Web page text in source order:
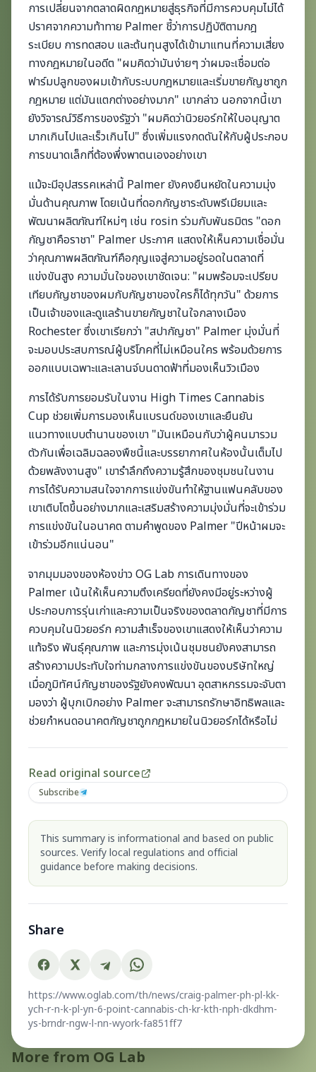
การเปลี่ยนจากตลาดผิดกฎหมายสู่ธุรกิจที่มีการควบคุมไม่ได้
ปราศจากความท้าทาย Palmer ชี้ว่าการปฏิบัติตามกฎ
ระเบียบ การทดสอบ และต้นทุนสูงได้เข้ามาแทนที่ความเสี่ยง
ทางกฎหมายในอดีต "ผมคิดว่ามันง่ายๆ ว่าผมจะเชื่อมต่อ
ฟาร์มปลูกของผมเข้ากับระบบกฎหมายและเริ่มขายกัญชาถูก
กฎหมาย แต่มันแตกต่างอย่างมาก" เขากล่าว นอกจากนี้เขา
ยังวิจารณ์วิธีการของรัฐว่า "ผมคิดว่านิวยอร์กให้ใบอนุญาต
มากเกินไปและเร็วเกินไป" ซึ่งเพิ่มแรงกดดันให้กับผู้ประกอบ
การขนาดเล็กที่ต้องพึ่งพาตนเองอย่างเขา
แม้จะมีอุปสรรคเหล่านี้ Palmer ยังคงยืนหยัดในความมุ่ง
มั่นด้านคุณภาพ โดยเน้นที่ดอกกัญชาระดับพรีเมียมและ
พัฒนาผลิตภัณฑ์ใหม่ๆ เช่น rosin ร่วมกับพันธมิตร "ดอก
กัญชาคือราชา" Palmer ประกาศ แสดงให้เห็นความเชื่อมั่น
ว่าคุณภาพผลิตภัณฑ์คือกุญแจสู่ความอยู่รอดในตลาดที่
แข่งขันสูง ความมั่นใจของเขาชัดเจน: "ผมพร้อมจะเปรียบ
เทียบกัญชาของผมกับกัญชาของใครก็ได้ทุกวัน" ด้วยการ
เป็นเจ้าของและดูแลร้านขายกัญชาในใจกลางเมือง
Rochester ซึ่งเขาเรียกว่า "สปากัญชา" Palmer มุ่งมั่นที่
จะมอบประสบการณ์ผู้บริโภคที่ไม่เหมือนใคร พร้อมด้วยการ
ออกแบบเฉพาะและเลานจ์บนดาดฟ้าที่มองเห็นวิวเมือง
การได้รับการยอมรับในงาน High Times Cannabis
Cup ช่วยเพิ่มการมองเห็นแบรนด์ของเขาและยืนยัน
แนวทางแบบตำนานของเขา "มันเหมือนกับว่าผู้คนมารวม
ตัวกันเพื่อเฉลิมฉลองพืชนี้และบรรยากาศในห้องนั้นเต็มไป
ด้วยพลังงานสูง" เขารำลึกถึงความรู้สึกของชุมชนในงาน
การได้รับความสนใจจากการแข่งขันทำให้ฐานแฟนคลับของ
เขาเติบโตขึ้นอย่างมากและเสริมสร้างความมุ่งมั่นที่จะเข้าร่วม
การแข่งขันในอนาคต ตามคำพูดของ Palmer "ปีหน้าผมจะ
เข้าร่วมอีกแน่นอน"
จากมุมมองของห้องข่าว OG Lab การเดินทางของ
Palmer เน้นให้เห็นความตึงเครียดที่ยังคงมีอยู่ระหว่างผู้
ประกอบการรุ่นเก่าและความเป็นจริงของตลาดกัญชาที่มีการ
ควบคุมในนิวยอร์ก ความสำเร็จของเขาแสดงให้เห็นว่าความ
แท้จริง พันธุ์คุณภาพ และการมุ่งเน้นชุมชนยังคงสามารถ
สร้างความประทับใจท่ามกลางการแข่งขันของบริษัทใหญ่
เมื่อภูมิทัศน์กัญชาของรัฐยังคงพัฒนา อุตสาหกรรมจะจับตา
มองว่า ผู้บุกเบิกอย่าง Palmer จะสามารถรักษาอิทธิพลและ
ช่วยกำหนดอนาคตกัญชาถูกกฎหมายในนิวยอร์กได้หรือไม่
Read original source
Subscribe
This summary is informational and based on public
sources. Verify local regulations and official
guidance before making decisions.
Share
https://www.oglab.com/th/news/craig-palmer-ph-pl-kk-
ych-r-n-k-pl-yn-6-point-cannabis-ch-kr-kth-nph-dkdhm-
ys-brndr-ngw-l-nn-wyork-fa851ff7
More from OG Lab